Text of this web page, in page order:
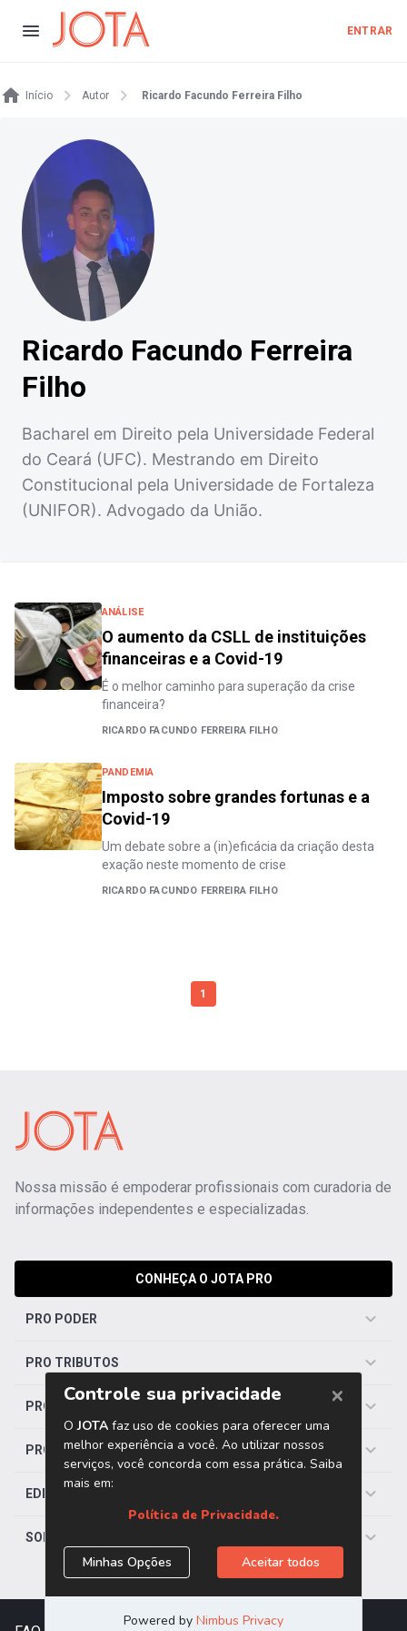
ENTRAR
Início Autor Ricardo Facundo Ferreira Filho
Ricardo Facundo Ferreira
Filho
Bacharel em Direito pela Universidade Federal
do Ceará (UFC). Mestrando em Direito
Constitucional pela Universidade de Fortaleza
(UNIFOR). Advogado da União.
ANÁLISE
O aumento da CSLL de instituições
financeiras e a Covid-19
É o melhor caminho para superação da crise
financeira?
RICARDO FACUNDO FERREIRA FILHO
PANDEMIA
Imposto sobre grandes fortunas e a
Covid-19
Um debate sobre a (in)eficácia da criação desta
exação neste momento de crise
RICARDO FACUNDO FERREIRA FILHO
1
Nossa missão é empoderar profissionais com curadoria de
informações independentes e especializadas.
CONHEÇA O JOTA PRO
PRO PODER
PRO TRIBUTOS
PRO TRABALHISTA
PRO SAÚDE
EDITORIAS
SOBRE O JOTA